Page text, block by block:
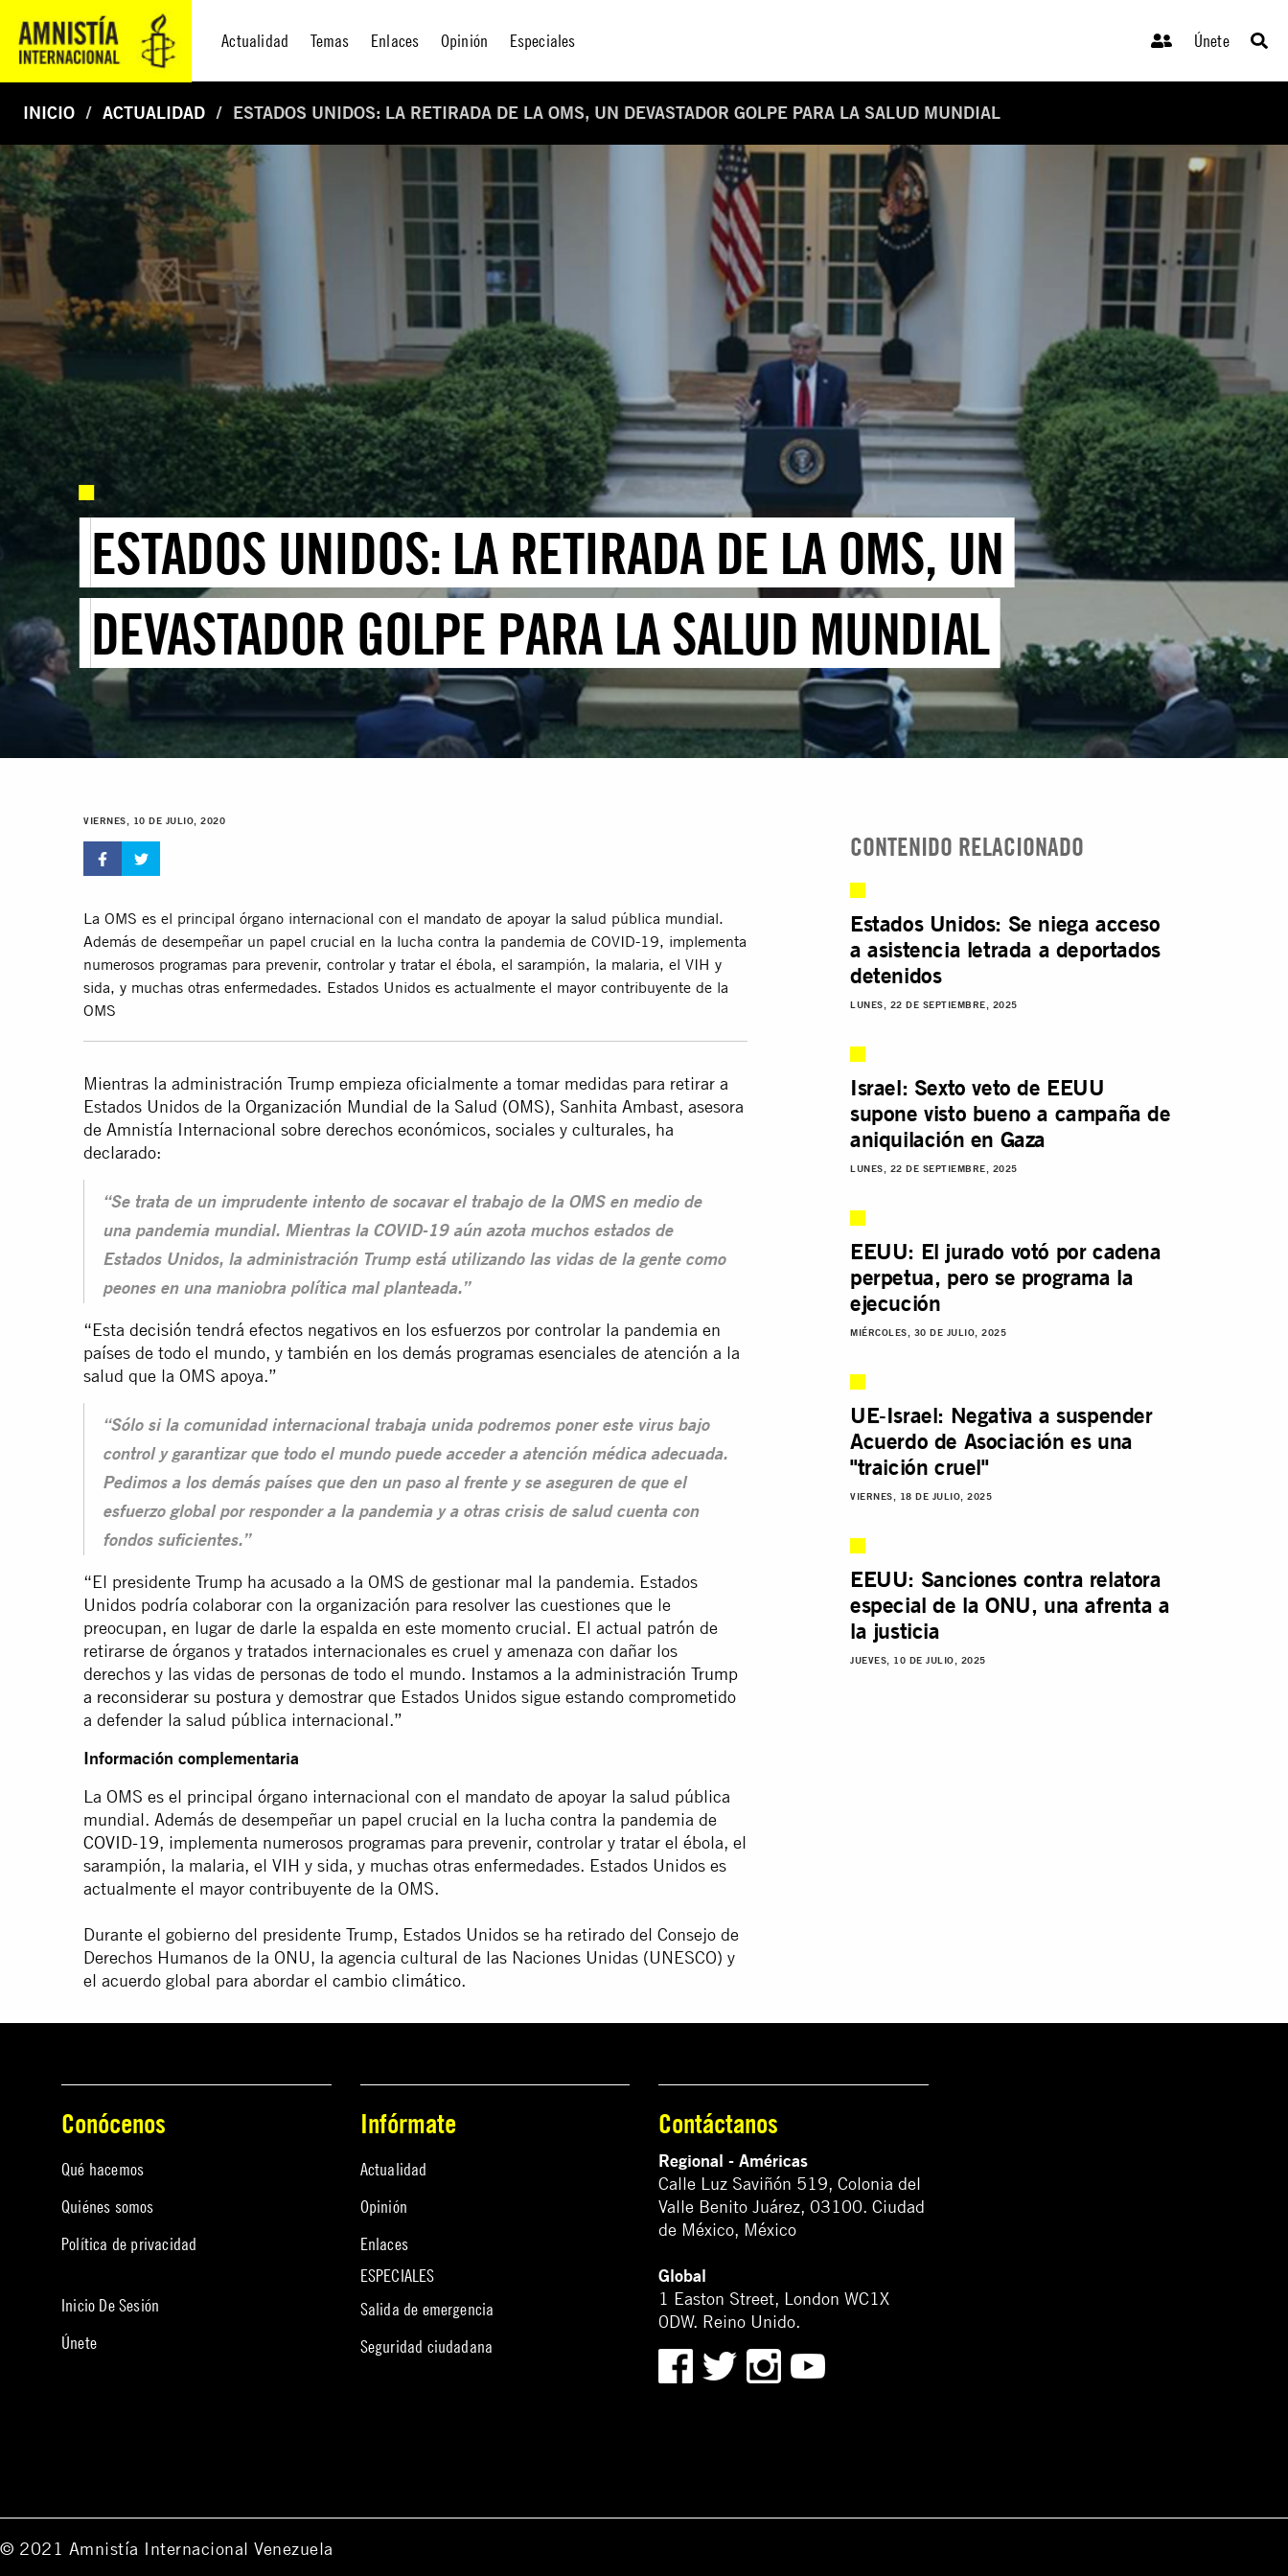
Actualidad Temas Enlaces Opinión Especiales Únete
INICIO ACTUALIDAD ESTADOS UNIDOS: LA RETIRADA DE LA OMS, UN DEVASTADOR GOLPE PARA LA SALUD MUNDIAL
ESTADOS UNIDOS: LA RETIRADA DE LA OMS, UN
DEVASTADOR GOLPE PARA LA SALUD MUNDIAL
VIERNES, 10 DE JULIO, 2020
La OMS es el principal órgano internacional con el mandato de apoyar la salud pública mundial.
Además de desempeñar un papel crucial en la lucha contra la pandemia de COVID-19, implementa
numerosos programas para prevenir, controlar y tratar el ébola, el sarampión, la malaria, el VIH y
sida, y muchas otras enfermedades. Estados Unidos es actualmente el mayor contribuyente de la
OMS
Mientras la administración Trump empieza oficialmente a tomar medidas para retirar a
Estados Unidos de la Organización Mundial de la Salud (OMS), Sanhita Ambast, asesora
de Amnistía Internacional sobre derechos económicos, sociales y culturales, ha
declarado:
“Se trata de un imprudente intento de socavar el trabajo de la OMS en medio de
una pandemia mundial. Mientras la COVID-19 aún azota muchos estados de
Estados Unidos, la administración Trump está utilizando las vidas de la gente como
peones en una maniobra política mal planteada.”
“Esta decisión tendrá efectos negativos en los esfuerzos por controlar la pandemia en
países de todo el mundo, y también en los demás programas esenciales de atención a la
salud que la OMS apoya.”
“Sólo si la comunidad internacional trabaja unida podremos poner este virus bajo
control y garantizar que todo el mundo puede acceder a atención médica adecuada.
Pedimos a los demás países que den un paso al frente y se aseguren de que el
esfuerzo global por responder a la pandemia y a otras crisis de salud cuenta con
fondos suficientes.”
“El presidente Trump ha acusado a la OMS de gestionar mal la pandemia. Estados
Unidos podría colaborar con la organización para resolver las cuestiones que le
preocupan, en lugar de darle la espalda en este momento crucial. El actual patrón de
retirarse de órganos y tratados internacionales es cruel y amenaza con dañar los
derechos y las vidas de personas de todo el mundo. Instamos a la administración Trump
a reconsiderar su postura y demostrar que Estados Unidos sigue estando comprometido
a defender la salud pública internacional.”
Información complementaria
La OMS es el principal órgano internacional con el mandato de apoyar la salud pública
mundial. Además de desempeñar un papel crucial en la lucha contra la pandemia de
COVID-19, implementa numerosos programas para prevenir, controlar y tratar el ébola, el
sarampión, la malaria, el VIH y sida, y muchas otras enfermedades. Estados Unidos es
actualmente el mayor contribuyente de la OMS.
Durante el gobierno del presidente Trump, Estados Unidos se ha retirado del Consejo de
Derechos Humanos de la ONU, la agencia cultural de las Naciones Unidas (UNESCO) y
el acuerdo global para abordar el cambio climático.
CONTENIDO RELACIONADO
Estados Unidos: Se niega acceso
a asistencia letrada a deportados
detenidos
LUNES, 22 DE SEPTIEMBRE, 2025
Israel: Sexto veto de EEUU
supone visto bueno a campaña de
aniquilación en Gaza
LUNES, 22 DE SEPTIEMBRE, 2025
EEUU: El jurado votó por cadena
perpetua, pero se programa la
ejecución
MIÉRCOLES, 30 DE JULIO, 2025
UE-Israel: Negativa a suspender
Acuerdo de Asociación es una
"traición cruel"
VIERNES, 18 DE JULIO, 2025
EEUU: Sanciones contra relatora
especial de la ONU, una afrenta a
la justicia
JUEVES, 10 DE JULIO, 2025
Conócenos
Qué hacemos
Quiénes somos
Política de privacidad
Inicio De Sesión
Únete
Infórmate
Actualidad
Opinión
Enlaces
ESPECIALES
Salida de emergencia
Seguridad ciudadana
Contáctanos
Regional - Américas
Calle Luz Saviñón 519, Colonia del
Valle Benito Juárez, 03100. Ciudad
de México, México
Global
1 Easton Street, London WC1X
0DW. Reino Unido.
© 2021 Amnistía Internacional Venezuela